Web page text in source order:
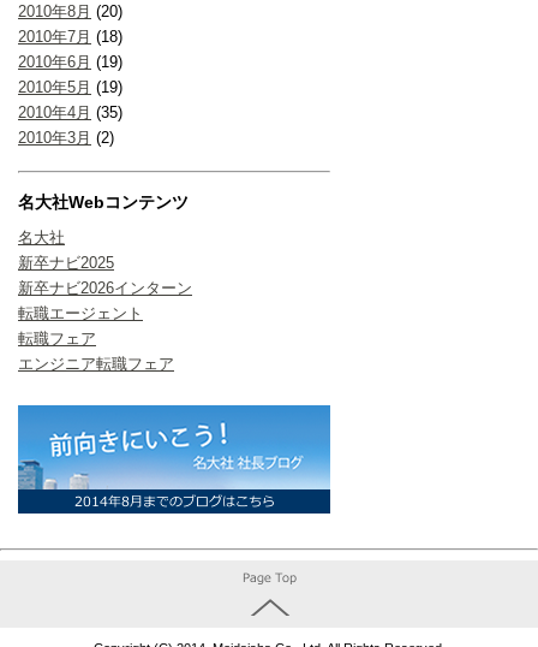
2010年8月 (20)
2010年7月 (18)
2010年6月 (19)
2010年5月 (19)
2010年4月 (35)
2010年3月 (2)
名大社Webコンテンツ
名大社
新卒ナビ2025
新卒ナビ2026インターン
転職エージェント
転職フェア
エンジニア転職フェア